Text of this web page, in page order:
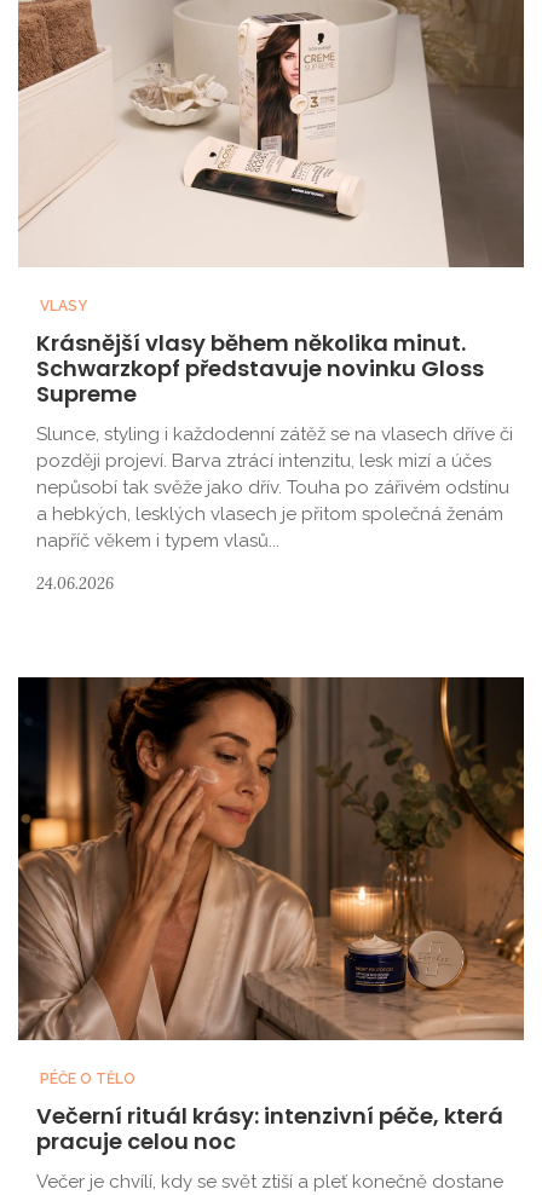
VLASY
Krásnější vlasy během několika minut.
Schwarzkopf představuje novinku Gloss
Supreme
Slunce, styling i každodenní zátěž se na vlasech dříve či
později projeví. Barva ztrácí intenzitu, lesk mizí a účes
nepůsobí tak svěže jako dřív. Touha po zářivém odstínu
a hebkých, lesklých vlasech je přitom společná ženám
napříč věkem i typem vlasů...
24.06.2026
PÉČE O TĚLO
Večerní rituál krásy: intenzivní péče, která
pracuje celou noc
Večer je chvílí, kdy se svět ztiší a pleť konečně dostane